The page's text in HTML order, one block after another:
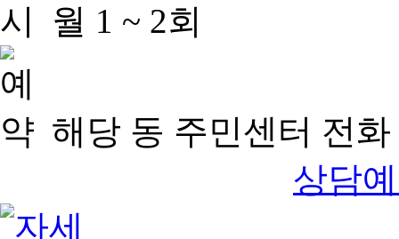
월 1 ~ 2회
해당 동 주민센터 전
상담